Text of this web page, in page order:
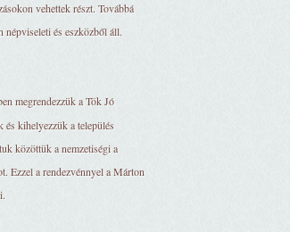
vehettek részt. Továbbá
népviseleti és eszközből áll.
megrendezzük a Tök Jó
kihelyezzük a település
közöttük a nemzetiségi a
Ezzel a rendezvénnyel a Márton